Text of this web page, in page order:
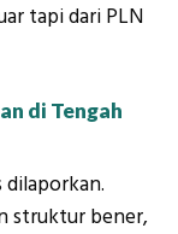
tapi dari PLN
di Tengah
struktur bener,